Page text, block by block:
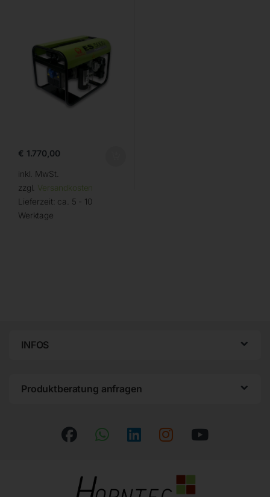
€ 1.770,00
inkl. MwSt.
zzgl. Versandkosten
Lieferzeit: ca. 5 - 10
Werktage
INFOS
Produktberatung anfragen